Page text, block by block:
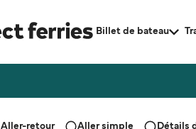
Billet de bateau
Aller-retour Aller simple Détails